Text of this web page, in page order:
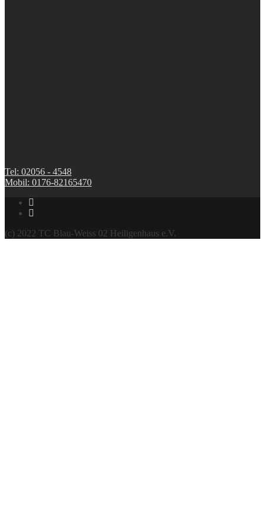
Tel: 02056 - 4548
Mobil: 0176-82165470
(c) 2022 TC Blau-Weiss 02 Heiligenhaus e.V.